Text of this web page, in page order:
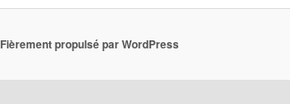
Fièrement propulsé par WordPress